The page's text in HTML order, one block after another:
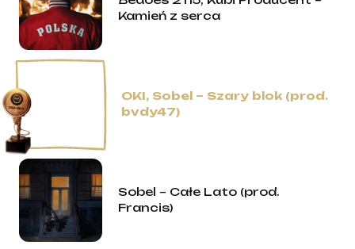
Kamień z serca
OKI, Sobel – Szary blok (prod.
bvdy47)
Sobel – Całe Lato (prod.
Francis)